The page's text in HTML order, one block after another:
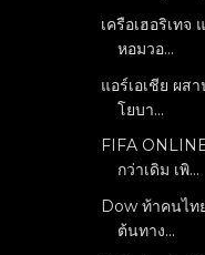
เครือเฮอริเท
หอมวอ...
แอร์เอเชีย ผส
โยบา...
FIFA
กว่าเดิม เพิ...
Dow ท้าคนไท
ต้นทาง...